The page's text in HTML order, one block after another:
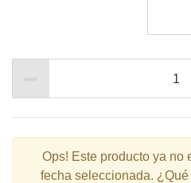
Ops! Este producto ya no
fecha seleccionada.